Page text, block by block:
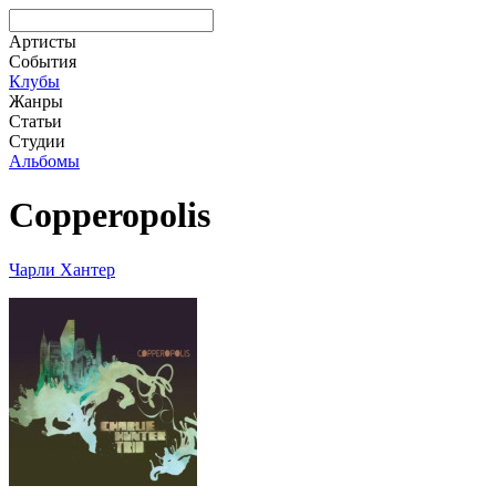
Артисты
События
Клубы
Жанры
Статьи
Студии
Альбомы
Copperopolis
Чарли Хантер